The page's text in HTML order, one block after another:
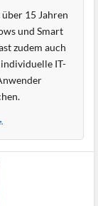
15 Jahren
und Smart
zudem auch
IT-